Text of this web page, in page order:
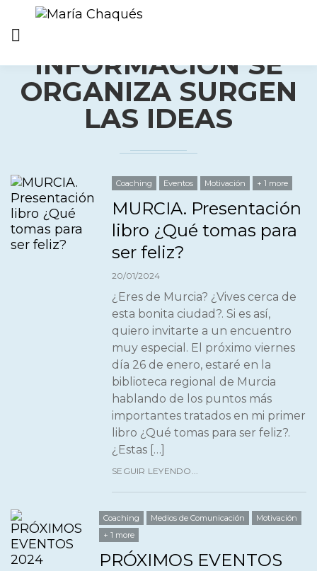
INFORMACIÓN SE
ORGANIZA SURGEN
LAS IDEAS
Coaching Eventos Motivación + 1 more
MURCIA. Presentación
libro ¿Qué tomas para
ser feliz?
20/01/2024
¿Eres de Murcia? ¿Vives cerca de
esta bonita ciudad?. Si es así,
quiero invitarte a un encuentro
muy especial. El próximo viernes
día 26 de enero, estaré en la
biblioteca regional de Murcia
hablando de los puntos más
importantes tratados en mi primer
libro ¿Qué tomas para ser feliz?.
¿Estas […]
SEGUIR LEYENDO...
Coaching Medios de Comunicación
Motivación
+ 1 more
PRÓXIMOS EVENTOS